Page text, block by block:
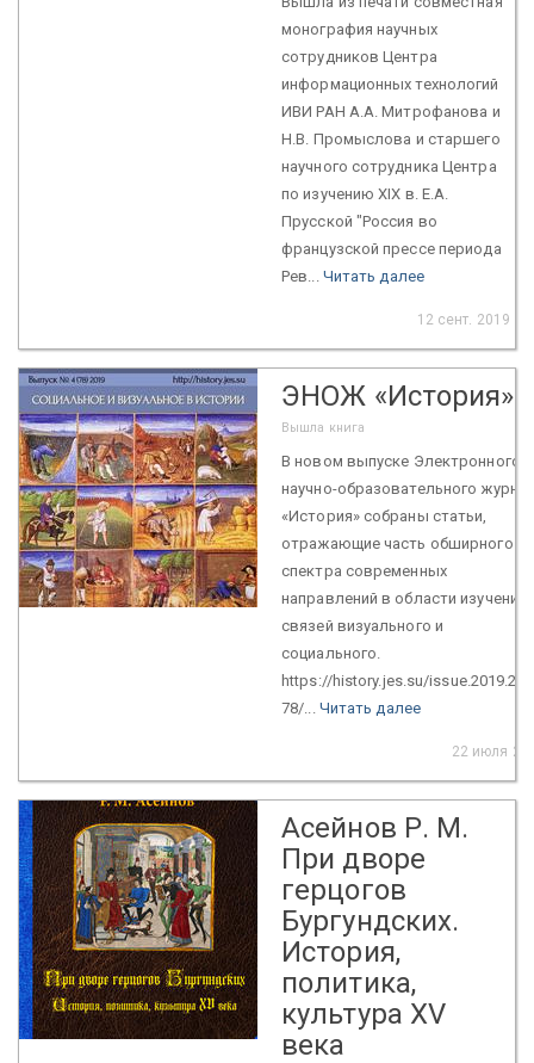
монография научных
сотрудников Центра
информационных технологий
ИВИ РАН А.А. Митрофанова и
Н.В. Промыслова и старшего
научного сотрудника Центра
по изучению XIX в. Е.А.
Прусской "Россия во
французской прессе периода
Рев... Читать далее
12 сент. 2019
ЭНОЖ «История»
Вышла книга
В новом выпуске Электронного
научно-образовательного
«История» собраны статьи,
отражающие часть обширного
спектра современных
направлений в области изучения
связей визуального и
социального.
https://history.jes.su/
78/... Читать далее
22 июля
Асейнов Р. М.
При дворе
герцогов
Бургундских.
История,
политика,
культура XV
века